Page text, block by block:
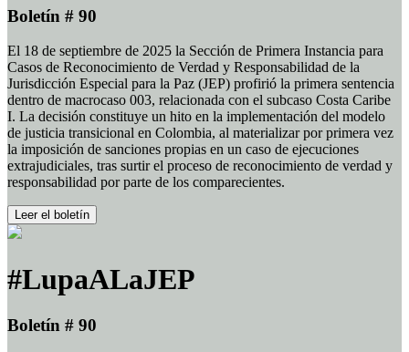
Boletín # 90
El 18 de septiembre de 2025 la Sección de Primera Instancia para
Casos de Reconocimiento de Verdad y Responsabilidad de la
Jurisdicción Especial para la Paz (JEP) profirió la primera sentencia
dentro de macrocaso 003, relacionada con el subcaso Costa Caribe
I. La decisión constituye un hito en la implementación del modelo
de justicia transicional en Colombia, al materializar por primera vez
la imposición de sanciones propias en un caso de ejecuciones
extrajudiciales, tras surtir el proceso de reconocimiento de verdad y
responsabilidad por parte de los comparecientes.
Leer el boletín
#LupaALaJEP
Boletín # 90